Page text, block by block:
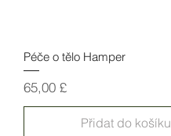
Péče o tělo Hamper
Cena
65,00 £
Přidat do košíku